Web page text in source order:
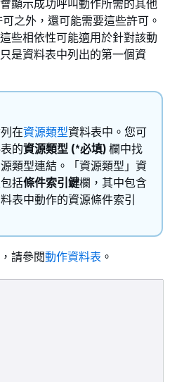
顯示成功呼叫動作所需的其他
之外，還可能需要這些許可。
些相依性可能適用於針對該動
是資料表中列出的第一個資
在資源類型資料表中。您可
的資源類型 (*必填) 欄中找
類型連結。「資源類型」資
括條件索引鍵欄，其中包含
表中動作的資源條件索引
請參閱動作資料表 。